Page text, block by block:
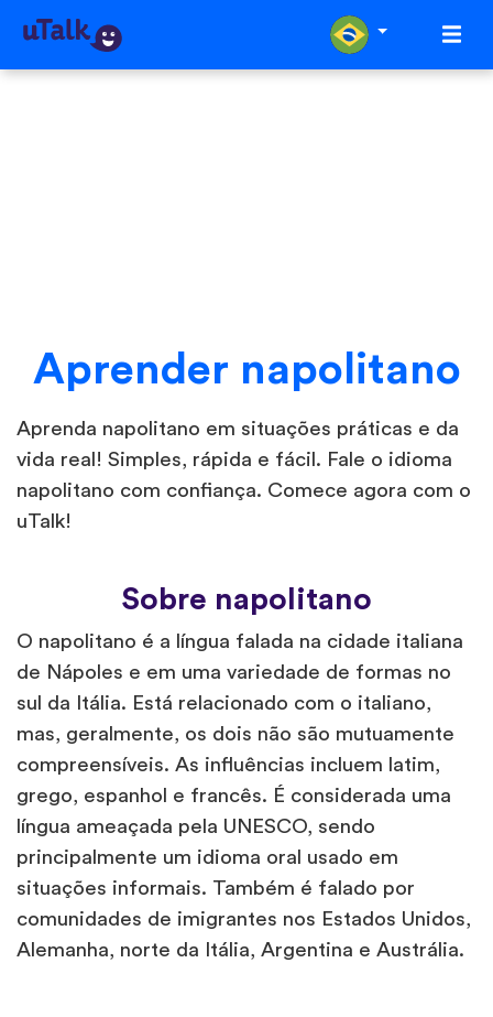
Aprender napolitano
Aprenda napolitano em situações práticas e da
vida real! Simples, rápida e fácil. Fale o idioma
napolitano com confiança. Comece agora com o
uTalk!
Sobre napolitano
O napolitano é a língua falada na cidade italiana
de Nápoles e em uma variedade de formas no
sul da Itália. Está relacionado com o italiano,
mas, geralmente, os dois não são mutuamente
compreensíveis. As influências incluem latim,
grego, espanhol e francês. É considerada uma
língua ameaçada pela UNESCO, sendo
principalmente um idioma oral usado em
situações informais. Também é falado por
comunidades de imigrantes nos Estados Unidos,
Alemanha, norte da Itália, Argentina e Austrália.